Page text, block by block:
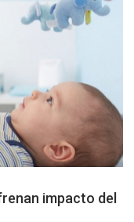
impacto del